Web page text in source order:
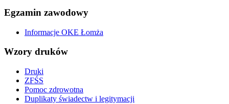
Egzamin zawodowy
Informacje OKE Łomża
Wzory druków
Druki
ZFŚS
Pomoc zdrowotna
Duplikaty świadectw i legitymacji